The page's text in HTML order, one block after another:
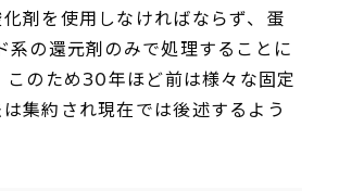
剤を使用しなければならず、蛋
の還元剤のみで処理することに
のため30年ほど前は様々な固定
集約され現在では後述するよう